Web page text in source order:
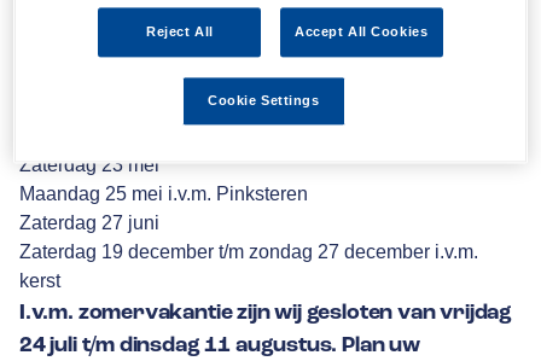
Dinsdag 05 mei i.v.m. Bevrijdingsdag
Donderdag 14, vrijdag 15 en zaterdag 16 mei i.v.m.
Zaterdag 23 mei
Maandag 25 mei i.v.m. Pinksteren
Zaterdag 27 juni
Zaterdag 19 december t/m zondag 27 december i.v.m.
kerst
I.v.m. zomervakantie zijn wij gesloten van vrijdag
24 juli t/m dinsdag 11 augustus. Plan uw
Reject All Accept All Cookies
Cookie Settings